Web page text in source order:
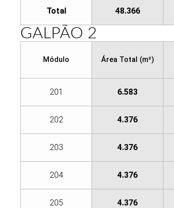
Total 48.366
GALPÃO 2
Módulo Área Total (m²)
201 6.583
202 4.376
203 4.376
204 4.376
205 4.376